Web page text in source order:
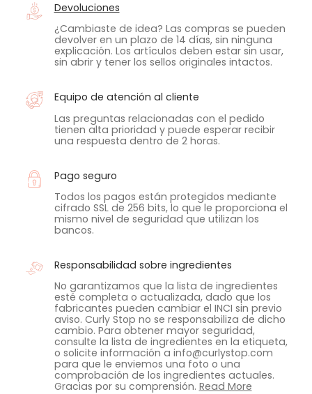
Devoluciones
¿Cambiaste de idea? Las compras se pueden
devolver en un plazo de 14 días, sin ninguna
explicación. Los artículos deben estar sin usar,
sin abrir y tener los sellos originales intactos.
Equipo de atención al cliente
Las preguntas relacionadas con el pedido
tienen alta prioridad y puede esperar recibir
una respuesta dentro de 2 horas.
Pago seguro
Todos los pagos están protegidos mediante
cifrado SSL de 256 bits, lo que le proporciona el
mismo nivel de seguridad que utilizan los
bancos.
Responsabilidad sobre ingredientes
No garantizamos que la lista de ingredientes
esté completa o actualizada, dado que los
fabricantes pueden cambiar el INCI sin previo
aviso. Curly Stop no se responsabiliza de dicho
cambio. Para obtener mayor seguridad,
consulte la lista de ingredientes en la etiqueta,
o solicite información a info@curlystop.com
para que le enviemos una foto o una
comprobación de los ingredientes actuales.
Gracias por su comprensión. Read More